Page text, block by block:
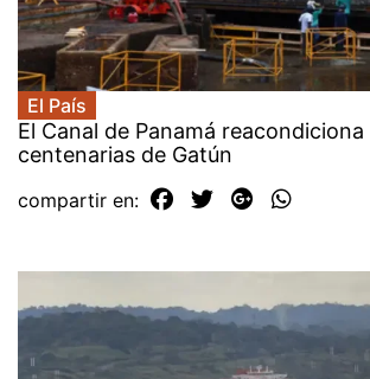
El País
El Canal de Panamá reacondiciona
centenarias de Gatún
compartir en: